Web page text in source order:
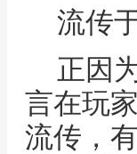
流传
正因
言在玩
流传，